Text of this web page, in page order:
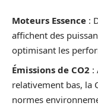
Moteurs Essence :
affichent des
optimisant les
Émissions de CO2 :
relativement bas, la
normes